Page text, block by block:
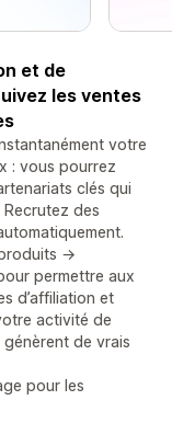
et de
les ventes
votre
: vous pourrez
clés qui
des
→
permettre aux
d’affiliation et
activité de
de vrais
pour les